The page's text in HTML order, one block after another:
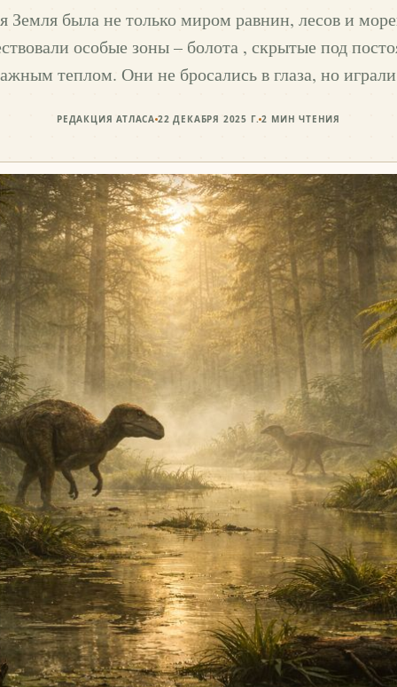
Земля была не только миром равнин, лесов и
особые зоны – болота , скрытые под
теплом. Они не бросались в глаза, но
РЕДАКЦИЯ АТЛАСА 22 ДЕКАБРЯ 2025 Г. 2 МИН ЧТЕНИЯ